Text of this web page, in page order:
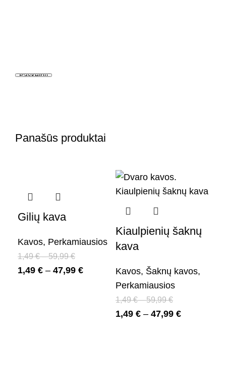
Panašūs produktai
Gilių kava
Kavos, Perkamiausios
1,49€ – 59,99€
1,49 € – 47,99 €
Kiaulpienių šaknų
kava
Kavos, Šaknų kavos,
Perkamiausios
1,49€ – 59,99€
1,49 € – 47,99 €